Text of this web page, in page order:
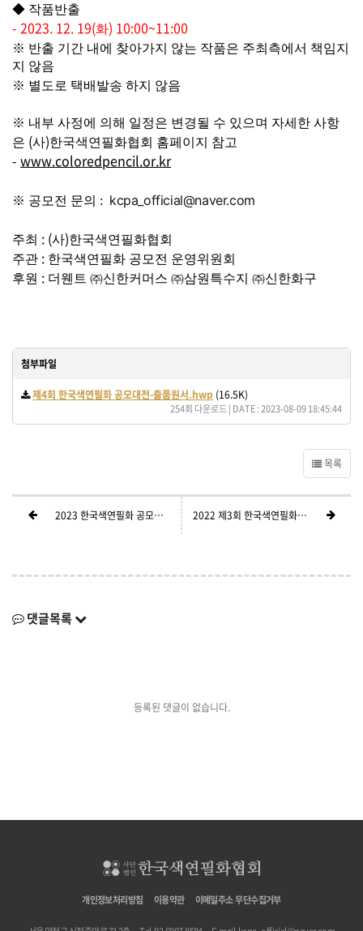
◆ 작품반출
- 2023. 12. 19(화) 10:00~11:00
※ 반출 기간 내에 찾아가지 않는 작품은 주최측에서 책임지
지 않음
※ 별도로 택배발송 하지 않음
※ 내부 사정에 의해 일정은 변경될 수 있으며 자세한 사항
은 (사)한국색연필화협회 홈페이지 참고
- www.coloredpencil.or.kr
※ 공모전 문의 : kcpa_official@naver.com
주최 : (사)한국색연필화협회
주관 : 한국색연필화 공모전 운영위원회
후원 : 더웬트 ㈜신한커머스 ㈜삼원특수지 ㈜신한화구
첨부파일
제4회 한국색연필화 공모대전-출품원서.hwp (16.5K)
254회 다운로드 | DATE : 2023-08-09 18:45:44
목록
2023 한국색연필화 공모대전 홍보영상 화방넷 유튜브 [그리다] 2022 제3회 한국색연필화 공모대전 수상작展 도록
댓글목록
등록된 댓글이 없습니다.
개인정보처리방침 이용약관 이메일주소 무단수집거부